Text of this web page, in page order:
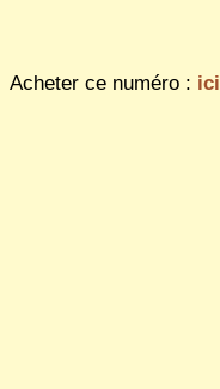
Acheter ce numéro : ici